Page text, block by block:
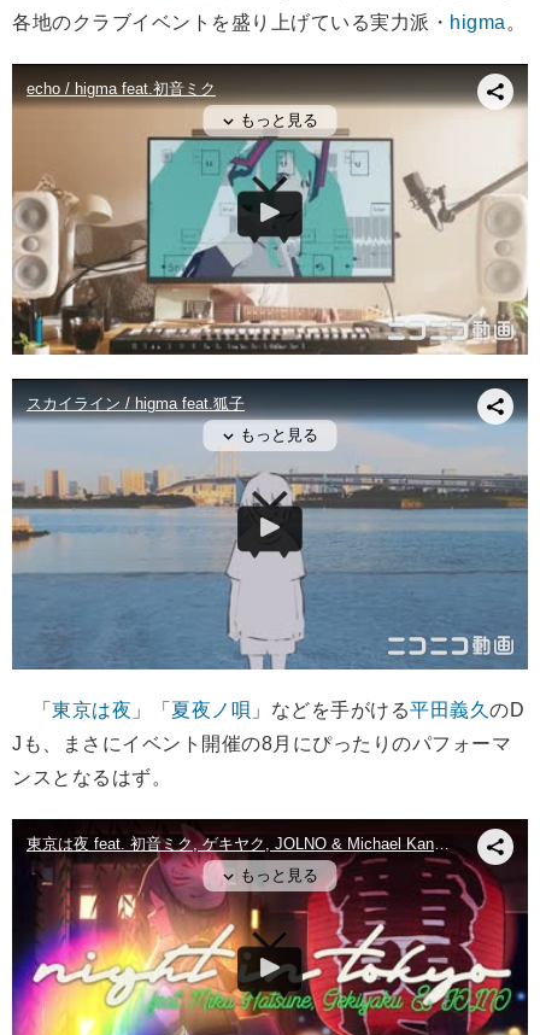
各地のクラブイベントを盛り上げている実力派・ higma 。
「 東京は夜 」「 夏夜ノ唄 」などを手がける平田義久 のD
Jも、まさにイベント開催の8月にぴったりのパフォーマ
ンスとなるはず。